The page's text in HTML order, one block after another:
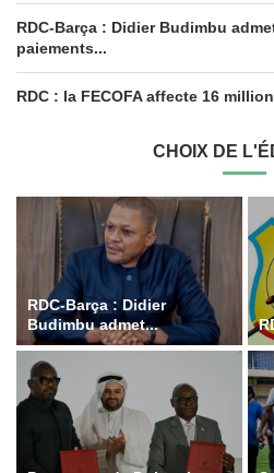
RDC-Barça : Didier Budimbu
paiements...
RDC : la FECOFA affecte 16
CHOIX DE
RDC-Barça : Didier
Budimbu admet...